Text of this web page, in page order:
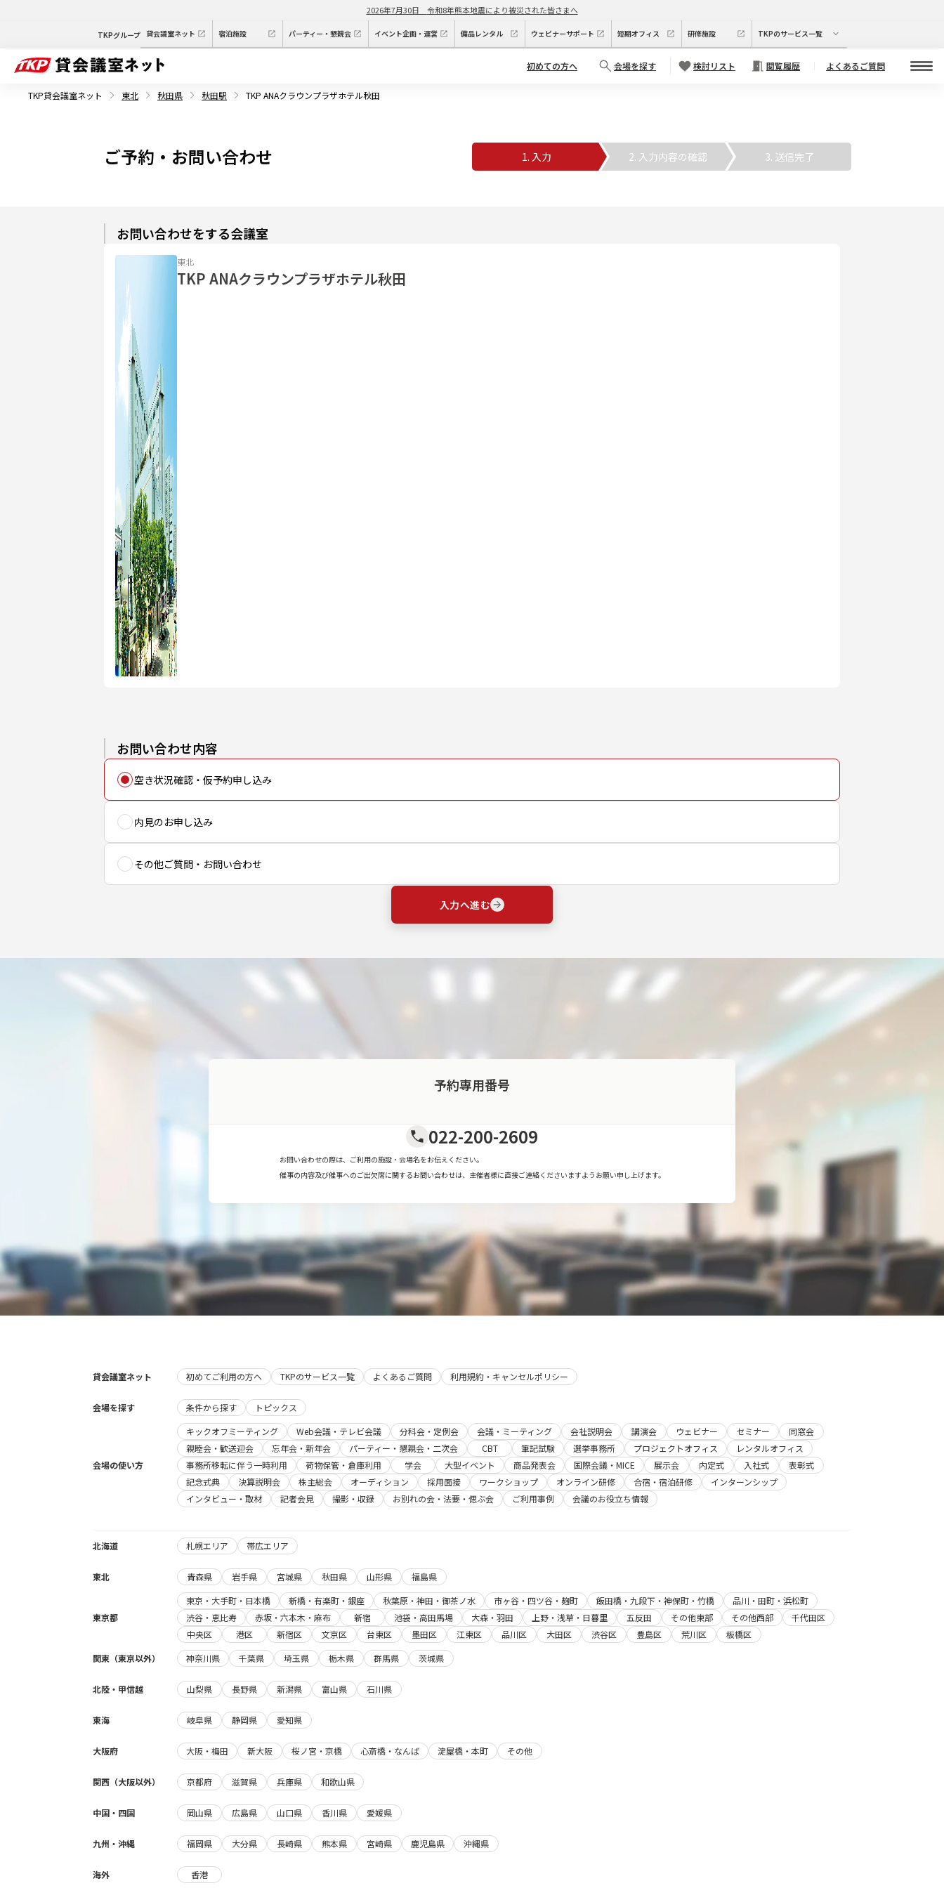
2026年7月30日 令和8年熊本地震により被災された皆さまへ
TKPグループ 貸会議室ネット 宿泊施設 パーティー・懇親会 イベント企画・運営 備品レンタル ウェビナーサポート 短期オフィス 研修施設 TKPのサービス一覧
初めての方へ 会場を探す 検討リスト 閲覧履歴 よくあるご質問
TKP貸会議室ネット 東北 秋田県 秋田駅 TKP ANAクラウンプラザホテル秋田
ご予約・お問い合わせ 1. 入力 2. 入力内容の確認 3. 送信完了
お問い合わせをする会議室
東北
TKP ANAクラウンプラザホテル秋田
お問い合わせ内容
空き状況確認・仮予約申し込み
内見のお申し込み
その他ご質問・お問い合わせ
入力へ進む
予約専用番号
022-200-2609
お問い合わせの際は、ご利用の施設・会場名をお伝えください。
催事の内容及び催事へのご出欠席に関するお問い合わせは、主催者様に直接ご連絡くださいますようお願い申し上げます。
貸会議室ネット 初めてご利用の方へ TKPのサービス一覧 よくあるご質問 利用規約・キャンセルポリシー
会場を探す 条件から探す トピックス
会場の使い方
キックオフミーティング Web会議・テレビ会議 分科会・定例会 会議・ミーティング 会社説明会 講演会 ウェビナー セミナー
同窓会
親睦会・歓送迎会
忘年会・新年会 パーティー・懇親会・二次会 CBT 筆記試験 選挙事務所 プロジェクトオフィス
レンタルオフィス
事務所移転に伴う一時利用
荷物保管・倉庫利用 学会 大型イベント 商品発表会 国際会議・MICE 展示会 内定式 入社式
表彰式
記念式典
決算説明会 株主総会 オーディション 採用面接 ワークショップ オンライン研修 合宿・宿泊研修
インターンシップ
インタビュー・取材
記者会見 撮影・収録 お別れの会・法要・偲ぶ会 ご利用事例 会議のお役立ち情報
北海道 札幌エリア 帯広エリア
東北 青森県 岩手県 宮城県 秋田県 山形県 福島県
東京都
東京・大手町・日本橋 新橋・有楽町・銀座 秋葉原・神田・御茶ノ水 市ヶ谷・四ツ谷・麹町 飯田橋・九段下・神保町・竹橋
品川・田町・浜松町
渋谷・恵比寿
赤坂・六本木・麻布 新宿 池袋・高田馬場 大森・羽田 上野・浅草・日暮里 五反田 その他東部 その他西部
千代田区
中央区
港区 新宿区 文京区 台東区 墨田区 江東区 品川区 大田区 渋谷区 豊島区 荒川区
板橋区
関東（東京以外）
神奈川県 千葉県 埼玉県 栃木県 群馬県 茨城県
北陸・甲信越 山梨県 長野県 新潟県 富山県 石川県
東海 岐阜県 静岡県 愛知県
大阪府 大阪・梅田 新大阪 桜ノ宮・京橋 心斎橋・なんば 淀屋橋・本町 その他
関西（大阪以外） 京都府 滋賀県 兵庫県 和歌山県
中国・四国 岡山県 広島県 山口県 香川県 愛媛県
九州・沖縄 福岡県 大分県 長崎県 熊本県 宮崎県 鹿児島県 沖縄県
海外 香港